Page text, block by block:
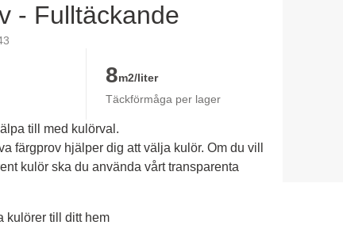
- Fulltäckande
8m2/liter
Täckförmåga per lager
till med kulörval.
färgprov hjälper dig att välja kulör. Om du vill
kulör ska du använda vårt transparenta
kulörer till ditt hem